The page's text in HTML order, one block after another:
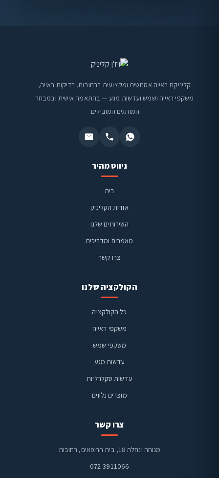
קליניקת ראייה אסתטית ומקצועית ברחובות. בדיקות ראייה,
משקפי ראייה ושמש ועדשות מגע — בהתאמה אישית ובמבחר
המותגים המובילים.
ניווט מהיר
בית
אודות הקליניק
השירותים שלנו
מאמרים ומדריכים
צרו קשר
הקולקציה שלנו
כל הקולקציה
משקפי ראייה
משקפי שמש
עדשות מגע
עדשות סקלרליות
מוצרים נלווים
צרו קשר
מנוחה ונחלה 18, בית הרופאים, רחובות
072-3911066